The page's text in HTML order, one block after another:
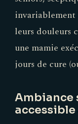
invariablement
leurs douleurs
une mamie
jours de cure
Ambiance